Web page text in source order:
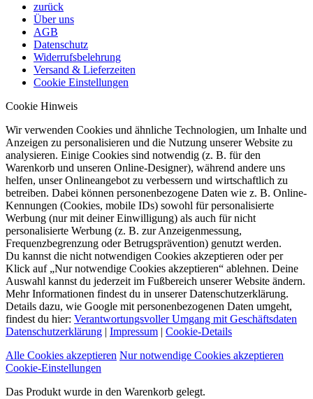
zurück
Über uns
AGB
Datenschutz
Widerrufsbelehrung
Versand & Lieferzeiten
Cookie Einstellungen
Cookie Hinweis
Wir verwenden Cookies und ähnliche Technologien, um Inhalte und
Anzeigen zu personalisieren und die Nutzung unserer Website zu
analysieren. Einige Cookies sind notwendig (z. B. für den
Warenkorb und unseren Online-Designer), während andere uns
helfen, unser Onlineangebot zu verbessern und wirtschaftlich zu
betreiben. Dabei können personenbezogene Daten wie z. B. Online-
Kennungen (Cookies, mobile IDs) sowohl für personalisierte
Werbung (nur mit deiner Einwilligung) als auch für nicht
personalisierte Werbung (z. B. zur Anzeigenmessung,
Frequenzbegrenzung oder Betrugsprävention) genutzt werden.
Du kannst die nicht notwendigen Cookies akzeptieren oder per
Klick auf „Nur notwendige Cookies akzeptieren“ ablehnen. Deine
Auswahl kannst du jederzeit im Fußbereich unserer Website ändern.
Mehr Informationen findest du in unserer Datenschutzerklärung.
Details dazu, wie Google mit personenbezogenen Daten umgeht,
findest du hier: Verantwortungsvoller Umgang mit Geschäftsdaten
Datenschutzerklärung | Impressum | Cookie-Details
Alle Cookies akzeptieren Nur notwendige Cookies akzeptieren
Cookie-Einstellungen
Das Produkt wurde in den Warenkorb gelegt.